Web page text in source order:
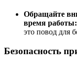
Обращайте
время работы:
это повод для
Безопасность